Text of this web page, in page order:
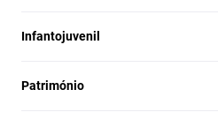
Infantojuvenil
Património